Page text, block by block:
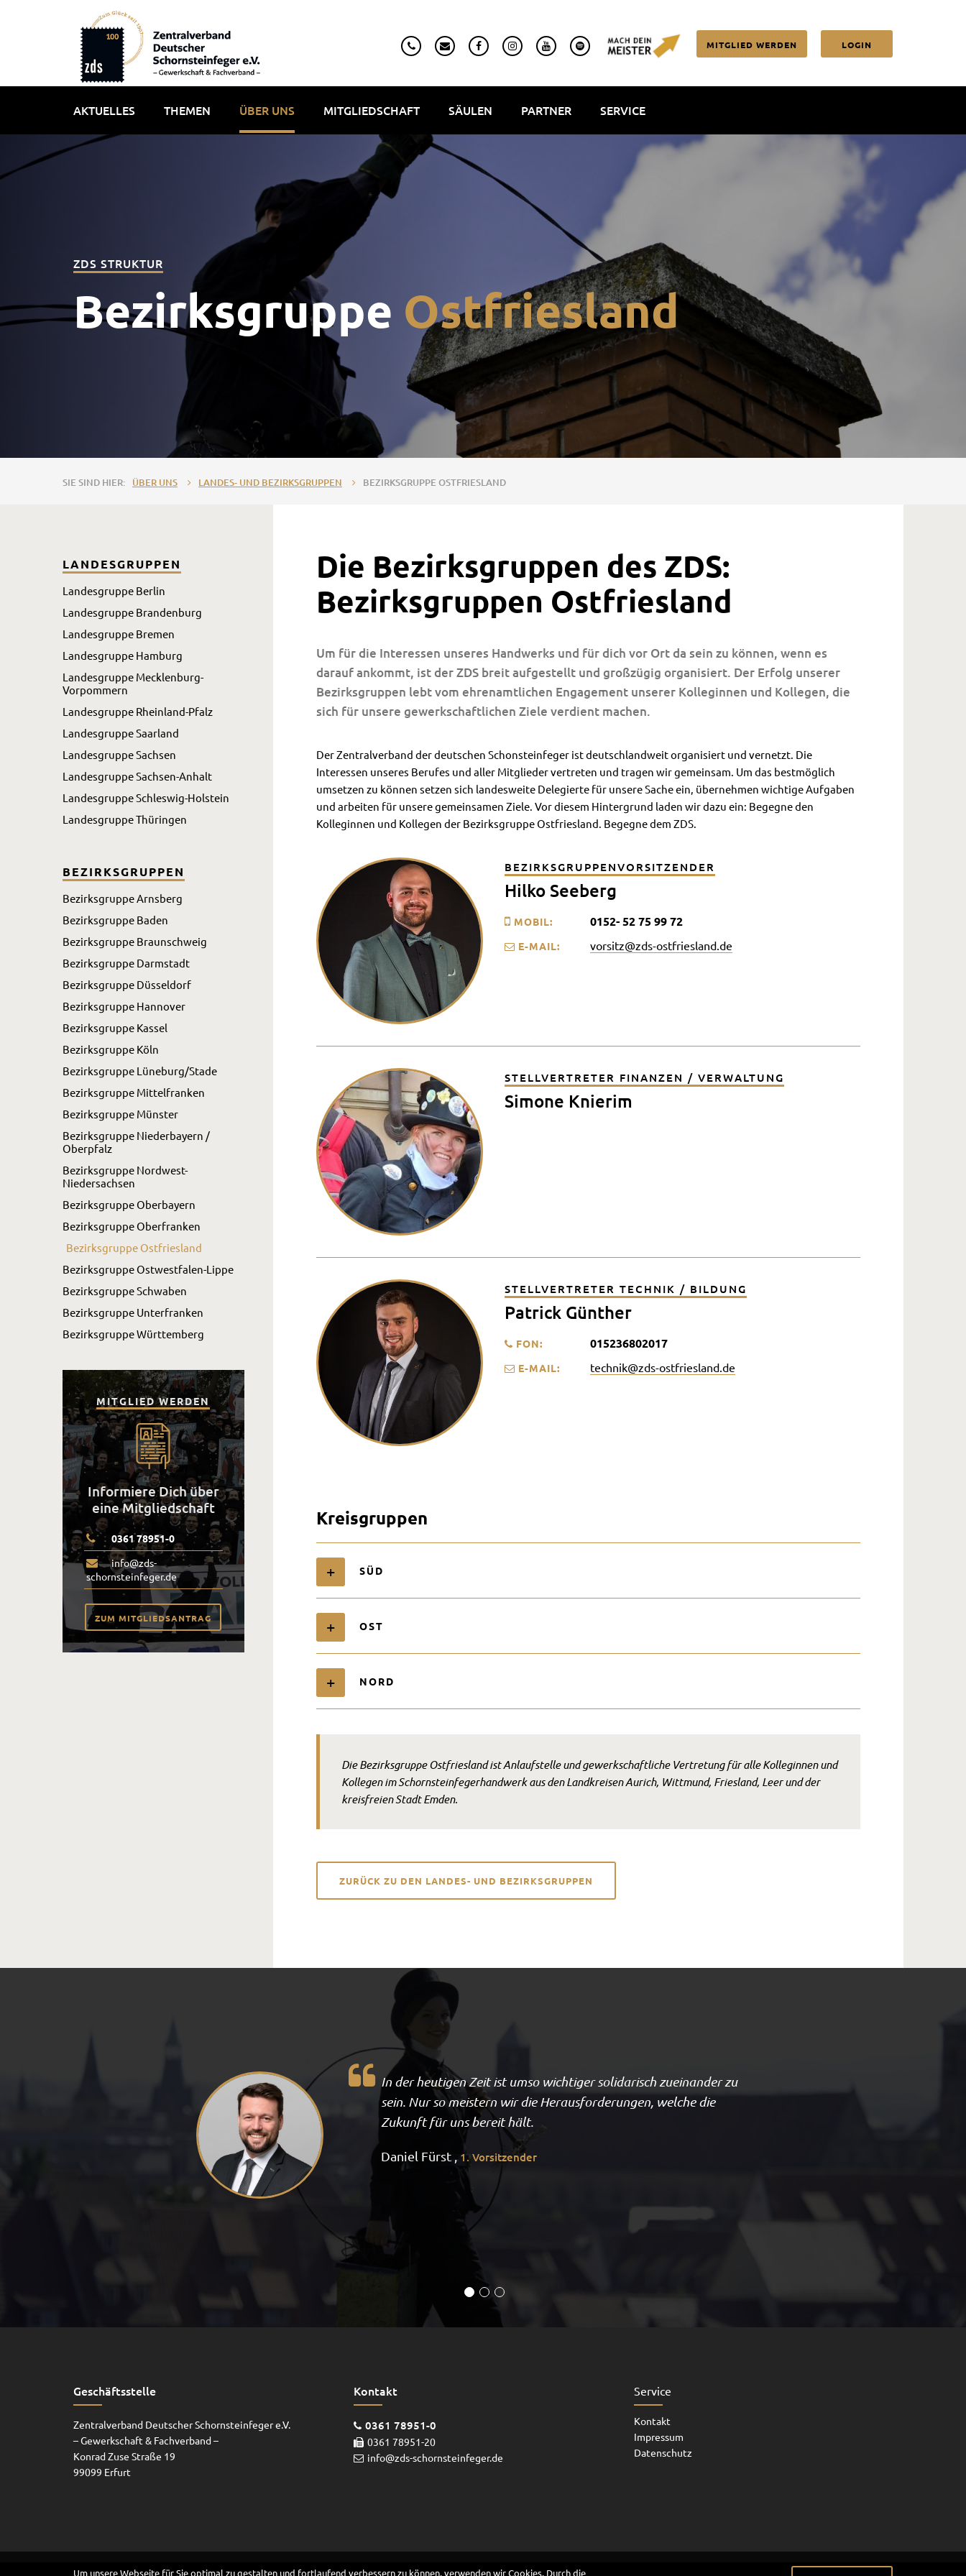
MITGLIED WERDEN LOGIN
AKTUELLES THEMEN ÜBER UNS MITGLIEDSCHAFT SÄULEN PARTNER SERVICE
ZDS STRUKTUR
Bezirksgruppe Ostfriesland
ÜBER UNS LANDES- UND BEZIRKSGRUPPEN BEZIRKSGRUPPE OSTFRIESLAND
Die Bezirksgruppen des ZDS:
Bezirksgruppen Ostfriesland
Um für die Interessen unseres Handwerks und für dich vor Ort da sein zu können, wenn es
darauf ankommt, ist der ZDS breit aufgestellt und großzügig organisiert. Der Erfolg unserer
Bezirksgruppen lebt vom ehrenamtlichen Engagement unserer Kolleginnen und Kollegen, die
sich für unsere gewerkschaftlichen Ziele verdient machen.
Der Zentralverband der deutschen Schonsteinfeger ist deutschlandweit organisiert und vernetzt. Die
Interessen unseres Berufes und aller Mitglieder vertreten und tragen wir gemeinsam. Um das bestmöglich
umsetzen zu können setzen sich landesweite Delegierte für unsere Sache ein, übernehmen wichtige Aufgaben
und arbeiten für unsere gemeinsamen Ziele. Vor diesem Hintergrund laden wir dazu ein: Begegne den
Kolleginnen und Kollegen der Bezirksgruppe Ostfriesland. Begegne dem ZDS.
BEZIRKSGRUPPENVORSITZENDER
Hilko Seeberg
MOBIL: ‭0152- 52 75 99 72‬
E-MAIL: vorsitz@zds-ostfriesland.de
STELLVERTRETER FINANZEN / VERWALTUNG
Simone Knierim
STELLVERTRETER TECHNIK / BILDUNG
Patrick Günther
FON: 015236802017
E-MAIL: technik@zds-ostfriesland.de
Kreisgruppen
SÜD
OST
NORD
Die Bezirksgruppe Ostfriesland ist Anlaufstelle und gewerkschaftliche Vertretung für alle Kolleginnen und
Kollegen im Schornsteinfegerhandwerk aus den Landkreisen Aurich, Wittmund, Friesland, Leer und der
kreisfreien Stadt Emden.
ZURÜCK ZU DEN LANDES- UND BEZIRKSGRUPPEN
LANDESGRUPPEN
Landesgruppe Berlin
Landesgruppe Brandenburg
Landesgruppe Bremen
Landesgruppe Hamburg
Landesgruppe Mecklenburg-
Vorpommern
Landesgruppe Rheinland-Pfalz
Landesgruppe Saarland
Landesgruppe Sachsen
Landesgruppe Sachsen-Anhalt
Landesgruppe Schleswig-Holstein
Landesgruppe Thüringen
BEZIRKSGRUPPEN
Bezirksgruppe Arnsberg
Bezirksgruppe Baden
Bezirksgruppe Braunschweig
Bezirksgruppe Darmstadt
Bezirksgruppe Düsseldorf
Bezirksgruppe Hannover
Bezirksgruppe Kassel
Bezirksgruppe Köln
Bezirksgruppe Lüneburg/Stade
Bezirksgruppe Mittelfranken
Bezirksgruppe Münster
Bezirksgruppe Niederbayern /
Oberpfalz
Bezirksgruppe Nordwest-
Niedersachsen
Bezirksgruppe Oberbayern
Bezirksgruppe Oberfranken
Bezirksgruppe Ostfriesland
Bezirksgruppe Ostwestfalen-Lippe
Bezirksgruppe Schwaben
Bezirksgruppe Unterfranken
Bezirksgruppe Württemberg
MITGLIED WERDEN
Informiere Dich über
eine Mitgliedschaft
0361 78951-0
info@zds-
schornsteinfeger.de
ZUM MITGLIEDSANTRAG
In der heutigen Zeit ist umso wichtiger solidarisch zueinander zu
sein. Nur so meistern wir die Herausforderungen, welche die
Zukunft für uns bereit hält.
Daniel Fürst ,1. Vorsitzender
Geschäftsstelle
Zentralverband Deutscher Schornsteinfeger e.V.
– Gewerkschaft & Fachverband –
Konrad Zuse Straße 19
99099 Erfurt
Kontakt
0361 78951-0
0361 78951-20
info@zds-schornsteinfeger.de
Service
Kontakt
Impressum
Datenschutz
Um unsere Webseite für Sie optimal zu gestalten und fortlaufend verbessern zu können, verwenden wir Cookies. Durch die